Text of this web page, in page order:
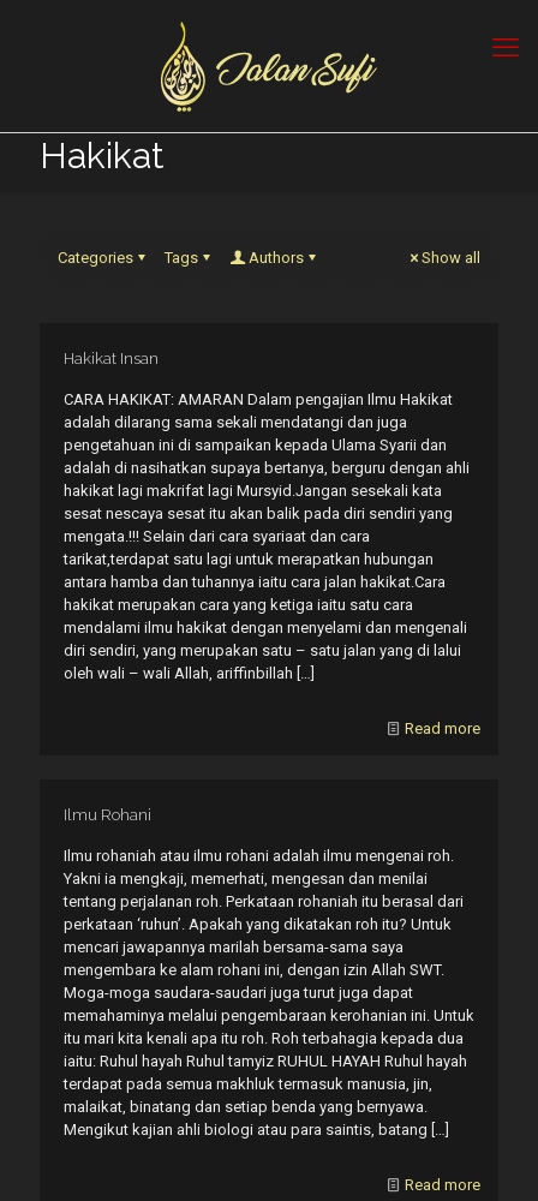
Hakikat
Categories Tags Authors Show all
Hakikat Insan
CARA HAKIKAT: AMARAN Dalam pengajian Ilmu Hakikat
adalah dilarang sama sekali mendatangi dan juga
pengetahuan ini di sampaikan kepada Ulama Syarii dan
adalah di nasihatkan supaya bertanya, berguru dengan ahli
hakikat lagi makrifat lagi Mursyid.Jangan sesekali kata
sesat nescaya sesat itu akan balik pada diri sendiri yang
mengata.!!! Selain dari cara syariaat dan cara
tarikat,terdapat satu lagi untuk merapatkan hubungan
antara hamba dan tuhannya iaitu cara jalan hakikat.Cara
hakikat merupakan cara yang ketiga iaitu satu cara
mendalami ilmu hakikat dengan menyelami dan mengenali
diri sendiri, yang merupakan satu – satu jalan yang di lalui
oleh wali – wali Allah, ariffinbillah […]
Read more
Ilmu Rohani
Ilmu rohaniah atau ilmu rohani adalah ilmu mengenai roh.
Yakni ia mengkaji, memerhati, mengesan dan menilai
tentang perjalanan roh. Perkataan rohaniah itu berasal dari
perkataan ‘ruhun’. Apakah yang dikatakan roh itu? Untuk
mencari jawapannya marilah bersama-sama saya
mengembara ke alam rohani ini, dengan izin Allah SWT.
Moga-moga saudara-saudari juga turut juga dapat
memahaminya melalui pengembaraan kerohanian ini. Untuk
itu mari kita kenali apa itu roh. Roh terbahagia kepada dua
iaitu: Ruhul hayah Ruhul tamyiz RUHUL HAYAH Ruhul hayah
terdapat pada semua makhluk termasuk manusia, jin,
malaikat, binatang dan setiap benda yang bernyawa.
Mengikut kajian ahli biologi atau para saintis, batang […]
Read more